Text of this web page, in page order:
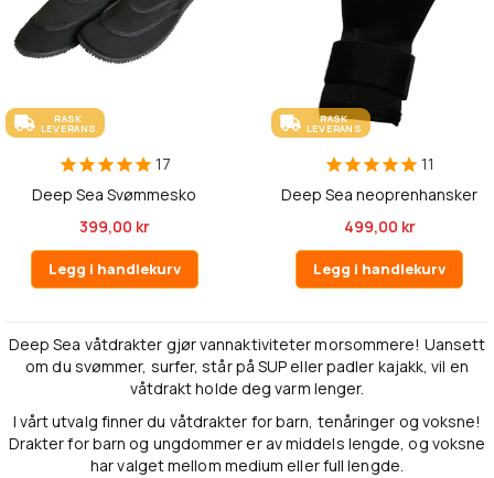
RASK
LEVERANS
17
Deep Sea Svømmesko
399,00 kr
Legg i handlekurv
RASK
LEVERANS
11
Deep Sea neoprenhansker
499,00 kr
Legg i handlekurv
Deep Sea våtdrakter gjør vannaktiviteter morsommere! Uansett
om du svømmer, surfer, står på SUP eller padler kajakk, vil en
våtdrakt holde deg varm lenger.
I vårt utvalg finner du våtdrakter for barn, tenåringer og voksne!
Drakter for barn og ungdommer er av middels lengde, og voksne
har valget mellom medium eller full lengde.